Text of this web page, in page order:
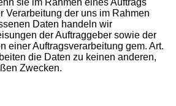
sie im Rahmen eines Auftrags
Verarbeitung der uns im Rahmen
Daten handeln wir
der Auftraggeber sowie der
einer Auftragsverarbeitung gem. Art.
die Daten zu keinen anderen,
Zwecken.